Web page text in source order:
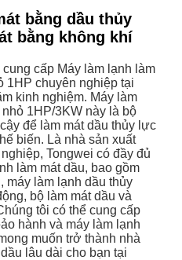
bằng dầu thủy
bằng không khí
cấp Máy làm lạnh làm
1HP chuyên nghiệp tại
kinh nghiệm. Máy làm
1HP/3KW này là bộ
để làm mát dầu thủy lực
biến. Là nhà sản xuất
Tongwei có đầy đủ
làm mát dầu, bao gồm
máy làm lạnh dầu thủy
bộ làm mát dầu và
tôi có thể cung cấp
hành và máy làm lạnh
muốn trở thành nhà
lâu dài cho bạn tại